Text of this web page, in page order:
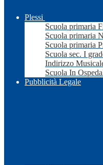
Plessi
Scuola primaria
Scuola primaria
Scuola primaria
Scuola sec. I
Indirizzo
Scuola In
Pubblicità Legale